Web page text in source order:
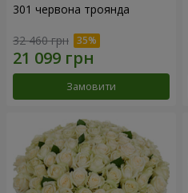
301 червона троянда
32 460 грн
Замовити